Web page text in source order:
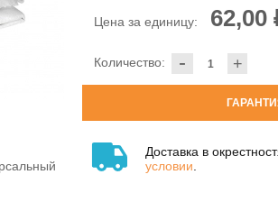
Цена за единицу: 62,00
- +
Количество:
Доставка в
условии